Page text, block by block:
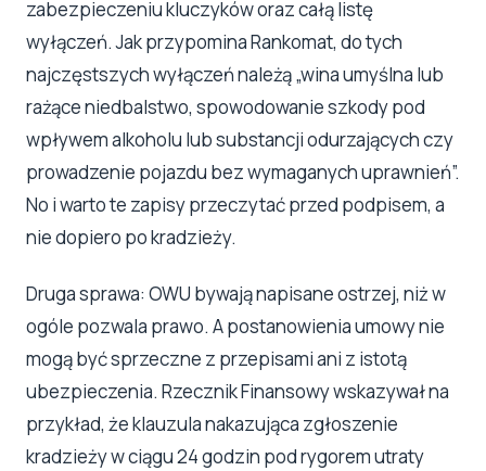
zabezpieczeniu kluczyków oraz całą listę
wyłączeń. Jak przypomina Rankomat, do tych
najczęstszych wyłączeń należą „wina umyślna lub
rażące niedbalstwo, spowodowanie szkody pod
wpływem alkoholu lub substancji odurzających czy
prowadzenie pojazdu bez wymaganych uprawnień”.
No i warto te zapisy przeczytać przed podpisem, a
nie dopiero po kradzieży.
Druga sprawa: OWU bywają napisane ostrzej, niż w
ogóle pozwala prawo. A postanowienia umowy nie
mogą być sprzeczne z przepisami ani z istotą
ubezpieczenia. Rzecznik Finansowy wskazywał na
przykład, że klauzula nakazująca zgłoszenie
kradzieży w ciągu 24 godzin pod rygorem utraty